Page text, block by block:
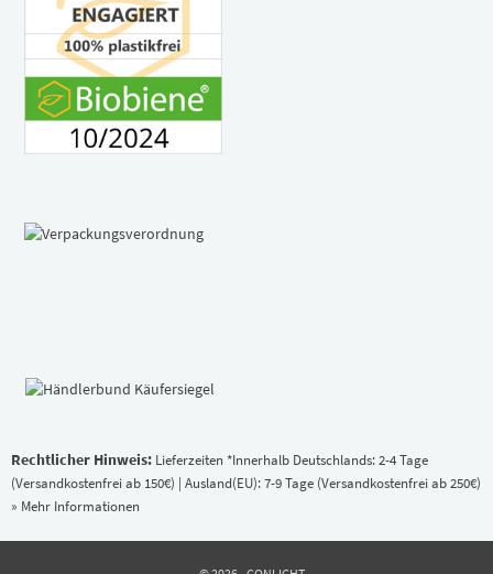
Rechtlicher Hinweis: Lieferzeiten *Innerhalb Deutschlands: 2-4 Tage
(Versandkostenfrei ab 150€) | Ausland(EU): 7-9 Tage (Versandkostenfrei ab 250€)
» Mehr Informationen